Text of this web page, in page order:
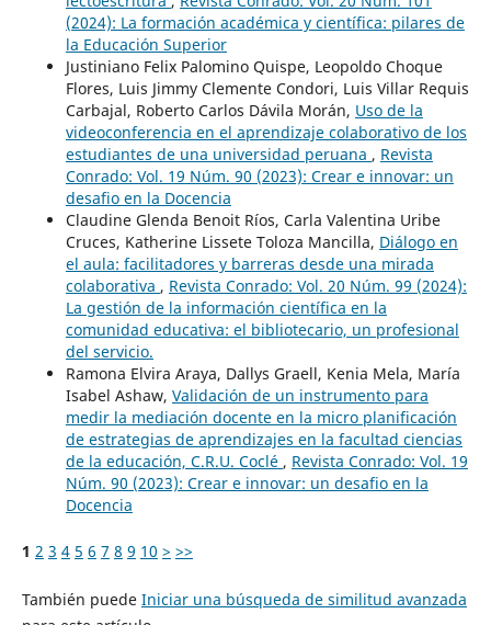
(2024): La formación académica y científica: pilares de
la Educación Superior
Justiniano Felix Palomino Quispe, Leopoldo Choque
Flores, Luis Jimmy Clemente Condori, Luis Villar Requis
Carbajal, Roberto Carlos Dávila Morán, Uso de la
videoconferencia en el aprendizaje colaborativo de los
estudiantes de una universidad peruana , Revista
Conrado: Vol. 19 Núm. 90 (2023): Crear e innovar: un
desafio en la Docencia
Claudine Glenda Benoit Ríos, Carla Valentina Uribe
Cruces, Katherine Lissete Toloza Mancilla, Diálogo en
el aula: facilitadores y barreras desde una mirada
colaborativa , Revista Conrado: Vol. 20 Núm. 99 (2024):
La gestión de la información científica en la
comunidad educativa: el bibliotecario, un profesional
del servicio.
Ramona Elvira Araya, Dallys Graell, Kenia Mela, María
Isabel Ashaw, Validación de un instrumento para
medir la mediación docente en la micro planificación
de estrategias de aprendizajes en la facultad ciencias
de la educación, C.R.U. Coclé , Revista Conrado: Vol. 19
Núm. 90 (2023): Crear e innovar: un desafio en la
Docencia
1 2 3 4 5 6 7 8 9 10 > >>
También puede Iniciar una búsqueda de similitud avanzada